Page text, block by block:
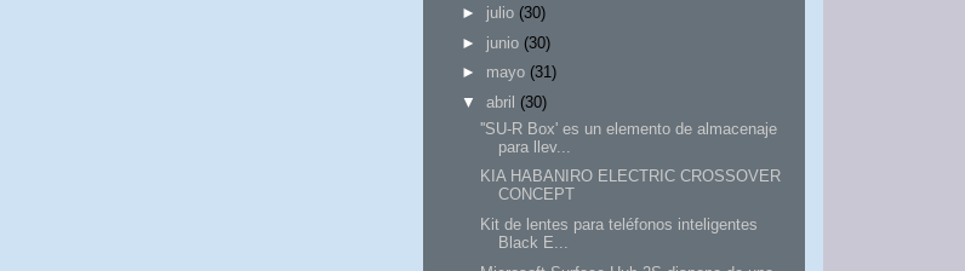
► julio (30)
► junio (30)
► mayo (31)
▼
abril (30)
''SU-R Box' es un elemento de almacenaje
para llev...
KIA HABANIRO ELECTRIC CROSSOVER
CONCEPT
Kit de lentes para teléfonos inteligentes
Black E...